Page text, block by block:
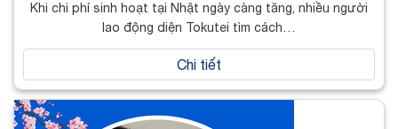
Khi chi phí sinh hoạt tại Nhật ngày càng tăng, nhiều người
lao động diện Tokutei tìm cách…
Chi tiết